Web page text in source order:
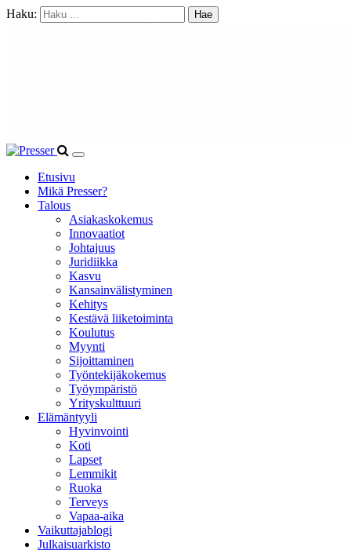
Haku:
Etusivu
Mikä Presser?
Talous
Asiakaskokemus
Innovaatiot
Johtajuus
Juridiikka
Kasvu
Kansainvälistyminen
Kehitys
Kestävä liiketoiminta
Koulutus
Myynti
Sijoittaminen
Työntekijäkokemus
Työympäristö
Yrityskulttuuri
Elämäntyyli
Hyvinvointi
Koti
Lapset
Lemmikit
Ruoka
Terveys
Vapaa-aika
Vaikuttajablogi
Julkaisuarkisto